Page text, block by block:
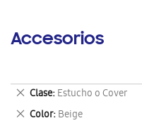
Accesorios
Clase Estucho o Cover
Eliminar
este
artículo
Color Beige
Eliminar